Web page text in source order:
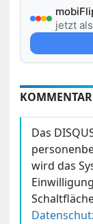
jetzt
Das
wird das